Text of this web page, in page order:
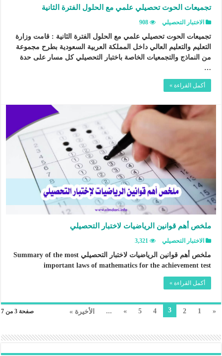
تجميعات الحوت تحصيلي علمي مع الحلول الفترة الثانية
الاختبار التحصيلي 908
تجميعات الحوت تحصيلي علمي مع الحلول الفترة الثانية : قامت وزارة
التعليم والتعليم العالي داخل المملكة العربية السعودية بطرح مجموعة
من النماذج والتجمعيات الخاصة باختبار التحصيلي كل مسار على حدة
…
أكمل القراءة »
ملخص أهم قوانين الرياضيات لاختبار التحصيلي
الاختبار التحصيلي 3,321
ملخص أهم قوانين الرياضيات لاختبار التحصيلي Summary of the most
important laws of mathematics for the achievement test
أكمل القراءة »
صفحة 3 من 7 «
1
2
3
4
5
»
... الأخيرة »